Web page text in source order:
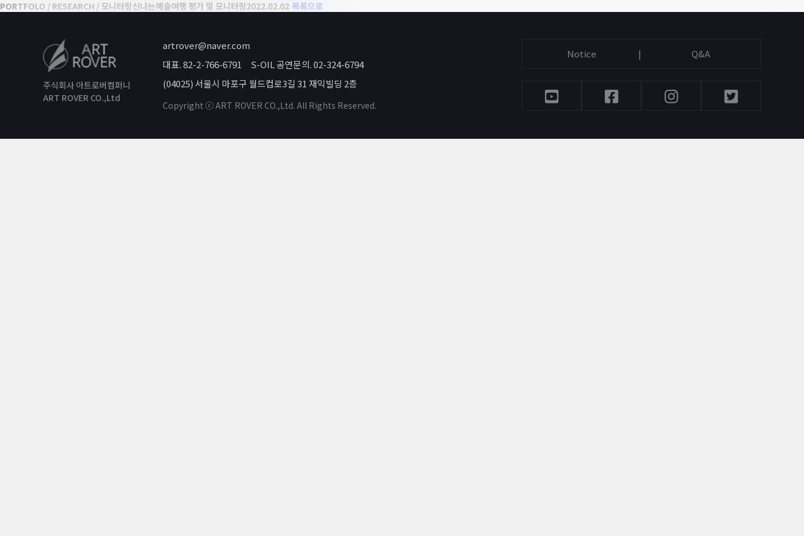
PORTFOLO / RESEARCH / 모니터링신나는예술여행 평가 및 모니터링2022.02.02 목록으로
주식회사 아트로버컴퍼니
ART ROVER CO.,Ltd
Notice Q&A
artrover@naver.com
대표. 82-2-766-6791 S-OIL 공연문의. 02-324-6794
(04025) 서울시 마포구 월드컵로3길 31 재익빌딩 2층
Copyright ⓒ ART ROVER CO.,Ltd. All Rights Reserved.